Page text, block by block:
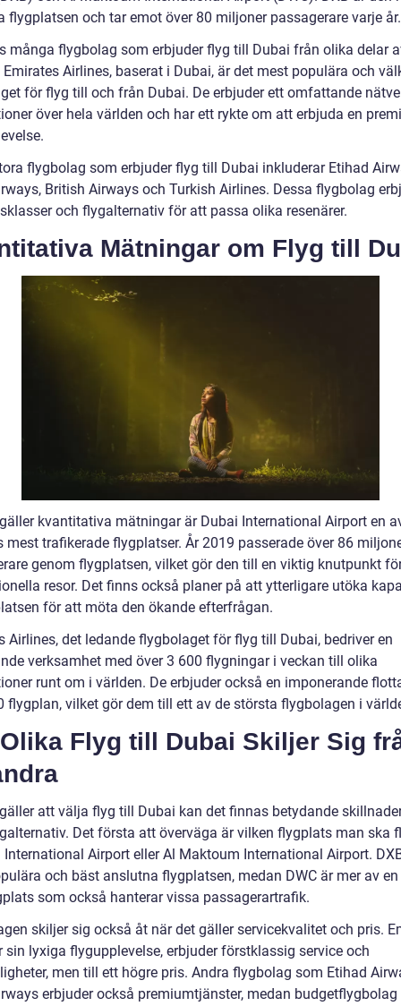
flygplatsen och tar emot över 80 miljoner passagerare varje år.
många flygbolag som erbjuder flyg till Dubai från olika delar
Emirates Airlines, baserat i Dubai, är det mest populära och
för flyg till och från Dubai. De erbjuder ett omfattande
över hela världen och har ett rykte om att erbjuda en
flygbolag som erbjuder flyg till Dubai inkluderar Etihad
British Airways och Turkish Airlines. Dessa flygbolag
och flygalternativ för att passa olika resenärer.
Mätningar om Flyg till
kvantitativa mätningar är Dubai International Airport en
mest trafikerade flygplatser. År 2019 passerade över 86
genom flygplatsen, vilket gör den till en viktig knutpunkt
resor. Det finns också planer på att ytterligare utöka
för att möta den ökande efterfrågan.
Airlines, det ledande flygbolaget för flyg till Dubai, bedriver en
verksamhet med över 3 600 flygningar i veckan till olika
runt om i världen. De erbjuder också en imponerande
flygplan, vilket gör dem till ett av de största flygbolagen i
Flyg till Dubai Skiljer Sig
att välja flyg till Dubai kan det finnas betydande
Det första att överväga är vilken flygplats man ska
Airport eller Al Maktoum International Airport.
och bäst anslutna flygplatsen, medan DWC är mer av en
som också hanterar vissa passagerartrafik.
skiljer sig också åt när det gäller servicekvalitet och pris.
sin lyxiga flygupplevelse, erbjuder förstklassig service och
men till ett högre pris. Andra flygbolag som Etihad
erbjuder också premiumtjänster, medan